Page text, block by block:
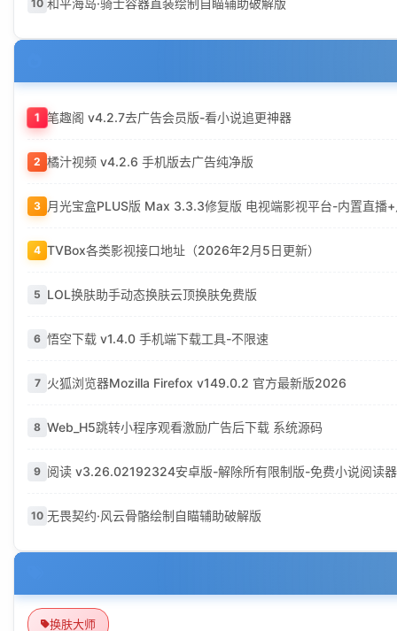
10 和平海岛·骑士容器直装绘制自瞄辅助破解版
1 笔趣阁 v4.2.7去广告会员版-看小说追更神器
2 橘汁视频 v4.2.6 手机版去广告纯净版
3 月光宝盒PLUS版 Max 3.3.3修复版 电视端影视平台-内置直播
4 TVBox各类影视接口地址（2026年2月5日更新）
5 LOL换肤助手动态换肤云顶换肤免费版
6 悟空下载 v1.4.0 手机端下载工具-不限速
7 火狐浏览器Mozilla Firefox v149.0.2 官方最新版2026
8 Web_H5跳转小程序观看激励广告后下载 系统源码
9 阅读 v3.26.02192324安卓版-解除所有限制版-免费小说阅读器
10 无畏契约·风云骨骼绘制自瞄辅助破解版
换肤大师